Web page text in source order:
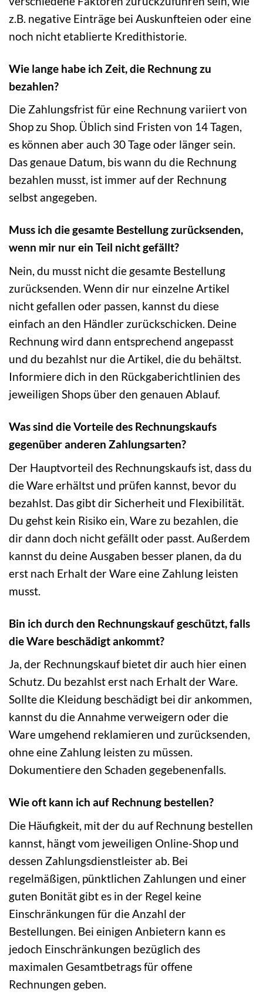
z.B. negative Einträge bei Auskunfteien oder eine
noch nicht etablierte Kredithistorie.
Wie lange habe ich Zeit, die Rechnung zu
bezahlen?
Die Zahlungsfrist für eine Rechnung variiert von
Shop zu Shop. Üblich sind Fristen von 14 Tagen,
es können aber auch 30 Tage oder länger sein.
Das genaue Datum, bis wann du die Rechnung
bezahlen musst, ist immer auf der Rechnung
selbst angegeben.
Muss ich die gesamte Bestellung zurücksenden,
wenn mir nur ein Teil nicht gefällt?
Nein, du musst nicht die gesamte Bestellung
zurücksenden. Wenn dir nur einzelne Artikel
nicht gefallen oder passen, kannst du diese
einfach an den Händler zurückschicken. Deine
Rechnung wird dann entsprechend angepasst
und du bezahlst nur die Artikel, die du behältst.
Informiere dich in den Rückgaberichtlinien des
jeweiligen Shops über den genauen Ablauf.
Was sind die Vorteile des Rechnungskaufs
gegenüber anderen Zahlungsarten?
Der Hauptvorteil des Rechnungskaufs ist, dass du
die Ware erhältst und prüfen kannst, bevor du
bezahlst. Das gibt dir Sicherheit und Flexibilität.
Du gehst kein Risiko ein, Ware zu bezahlen, die
dir dann doch nicht gefällt oder passt. Außerdem
kannst du deine Ausgaben besser planen, da du
erst nach Erhalt der Ware eine Zahlung leisten
musst.
Bin ich durch den Rechnungskauf geschützt, falls
die Ware beschädigt ankommt?
Ja, der Rechnungskauf bietet dir auch hier einen
Schutz. Du bezahlst erst nach Erhalt der Ware.
Sollte die Kleidung beschädigt bei dir ankommen,
kannst du die Annahme verweigern oder die
Ware umgehend reklamieren und zurücksenden,
ohne eine Zahlung leisten zu müssen.
Dokumentiere den Schaden gegebenenfalls.
Wie oft kann ich auf Rechnung bestellen?
Die Häufigkeit, mit der du auf Rechnung bestellen
kannst, hängt vom jeweiligen Online-Shop und
dessen Zahlungsdienstleister ab. Bei
regelmäßigen, pünktlichen Zahlungen und einer
guten Bonität gibt es in der Regel keine
Einschränkungen für die Anzahl der
Bestellungen. Bei einigen Anbietern kann es
jedoch Einschränkungen bezüglich des
maximalen Gesamtbetrags für offene
Rechnungen geben.